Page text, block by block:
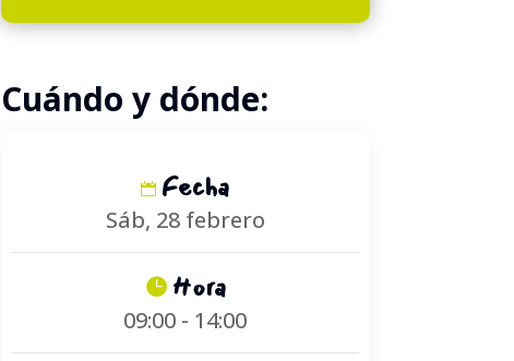
Cuándo y dónde:
Fecha
Sáb, 28 febrero
Hora
09:00 - 14:00